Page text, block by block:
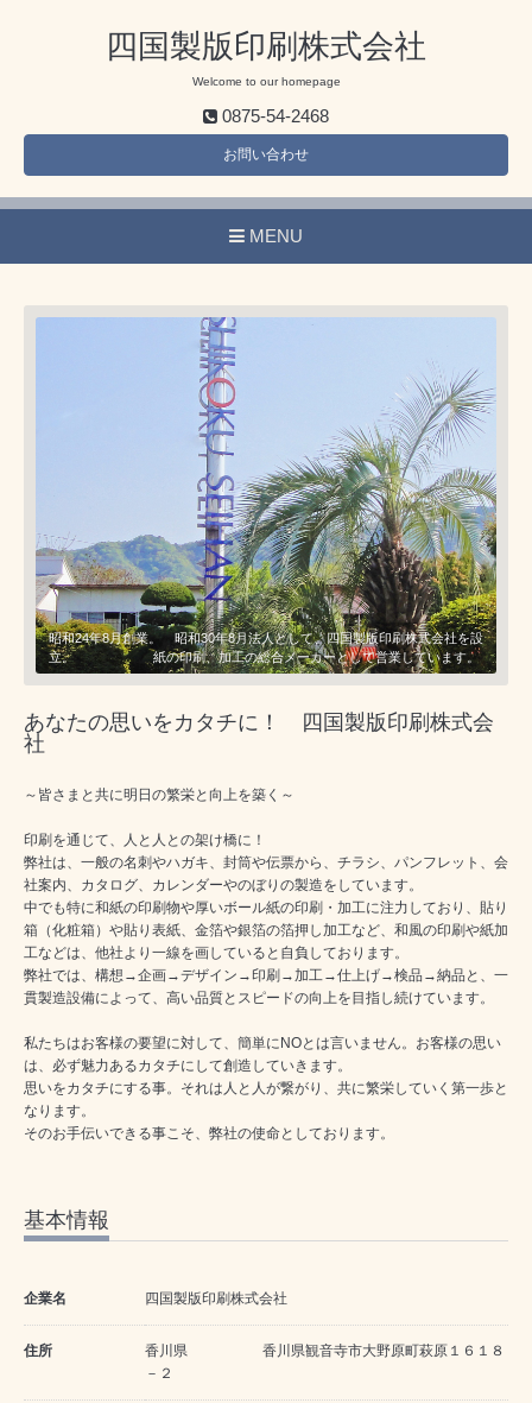
四国製版印刷株式会社
Welcome to our homepage
0875-54-2468
お問い合わせ
MENU
昭和24年8月創業。 昭和30年8月法人として、四国製版印刷株式会社を設
立。 紙の印刷、加工の総合メーカーとして営業しています。
あなたの思いをカタチに！ 四国製版印刷株式会
社
～皆さまと共に明日の繁栄と向上を築く～
印刷を通じて、人と人との架け橋に！
弊社は、一般の名刺やハガキ、封筒や伝票から、チラシ、パンフレット、会
社案内、カタログ、カレンダーやのぼりの製造をしています。
中でも特に和紙の印刷物や厚いボール紙の印刷・加工に注力しており、貼り
箱（化粧箱）や貼り表紙、金箔や銀箔の箔押し加工など、和風の印刷や紙加
工などは、他社より一線を画していると自負しております。
弊社では、構想→企画→デザイン→印刷→加工→仕上げ→検品→納品と、一
貫製造設備によって、高い品質とスピードの向上を目指し続けています。
私たちはお客様の要望に対して、簡単にNOとは言いません。お客様の思い
は、必ず魅力あるカタチにして創造していきます。
思いをカタチにする事。それは人と人が繋がり、共に繁栄していく第一歩と
なります。
そのお手伝いできる事こそ、弊社の使命としております。
基本情報
企業名 四国製版印刷株式会社
住所
香川県 香川県観音寺市大野原町萩原１６１８
－２